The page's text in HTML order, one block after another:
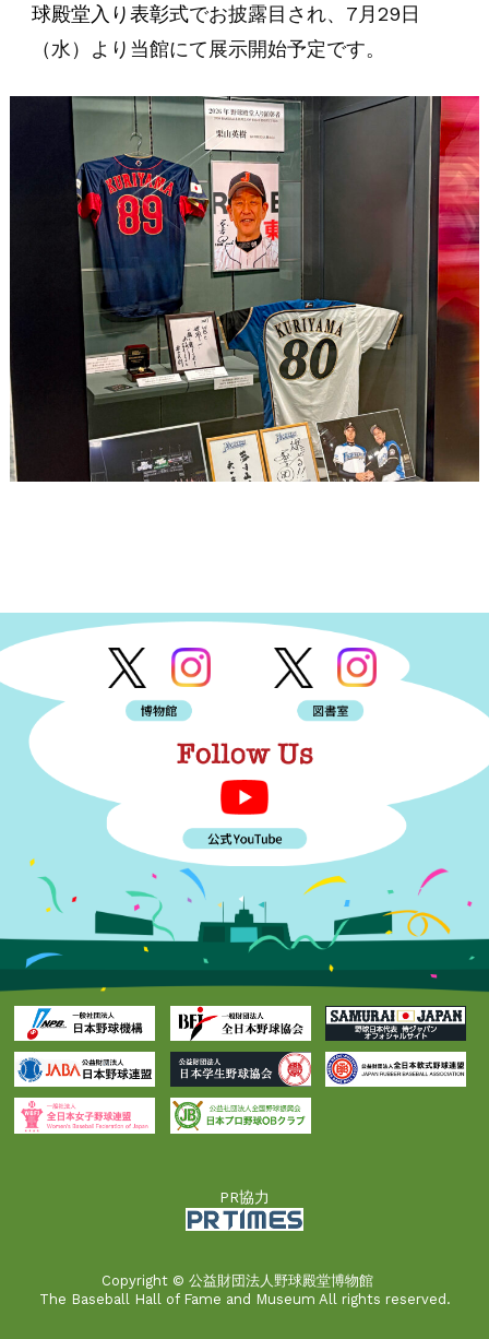
球殿堂入り表彰式でお披露目され、7月29日
（水）より当館にて展示開始予定です。
PR協力
Copyright © 公益財団法人野球殿堂博物館
The Baseball Hall of Fame and Museum All rights reserved.